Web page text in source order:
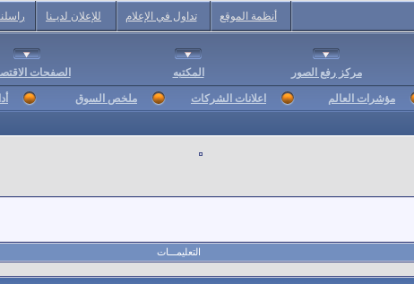
أنظمة الموقع تداول في الإعلام للإعلان لديـنا
مركز رفع الصور المكتبه الصفحات
مؤشرات العالم اعلانات الشركات ملخص السوق
التعليمـــات